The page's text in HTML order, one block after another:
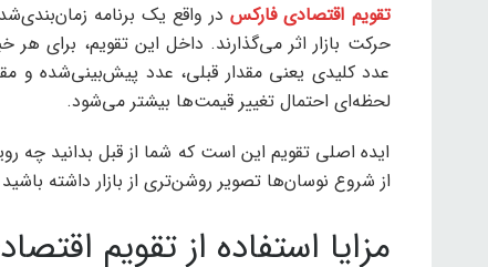
تقویم اقتصادی فارکسدر واقع یک برنامه
حرکت بازار اثر می‌گذارند. داخل این تقویم، برای
عدد کلیدی یعنی مقدار قبلی، عدد پیش‌بینی‌شده و
لحظه‌ای احتمال تغییر قیمت‌ها بیشتر می‌شود.
ایده اصلی تقویم این است که شما از قبل بدانید چه
از شروع نوسان‌ها تصویر روشن‌تری از بازار داشته
مزایا استفاده از تقویم